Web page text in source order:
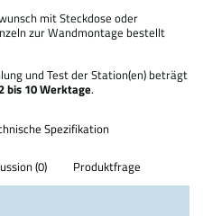
mit Steckdose oder
zur Wandmontage bestellt
und Test der Station(en) beträgt
bis 10 Werktage.
Spezifikation
(0) Produktfrage